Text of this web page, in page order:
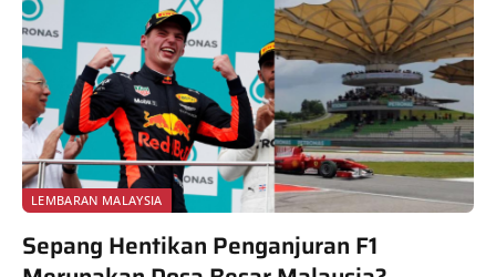
LEMBARAN MALAYSIA
Sepang Hentikan Penganjuran F1